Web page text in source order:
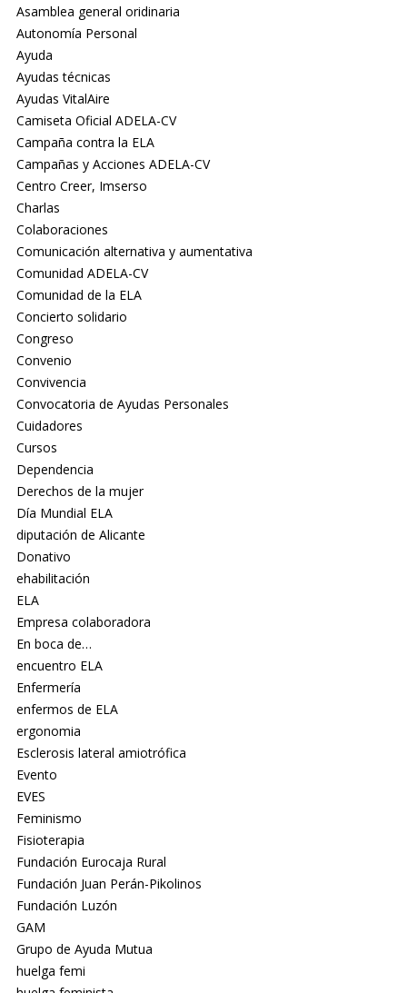
Asamblea general oridinaria
Autonomía Personal
Ayuda
Ayudas técnicas
Ayudas VitalAire
Camiseta Oficial ADELA-CV
Campaña contra la ELA
Campañas y Acciones ADELA-CV
Centro Creer, Imserso
Charlas
Colaboraciones
Comunicación alternativa y aumentativa
Comunidad ADELA-CV
Comunidad de la ELA
Concierto solidario
Congreso
Convenio
Convivencia
Convocatoria de Ayudas Personales
Cuidadores
Cursos
Dependencia
Derechos de la mujer
Día Mundial ELA
diputación de Alicante
Donativo
ehabilitación
ELA
Empresa colaboradora
En boca de…
encuentro ELA
Enfermería
enfermos de ELA
ergonomia
Esclerosis lateral amiotrófica
Evento
EVES
Feminismo
Fisioterapia
Fundación Eurocaja Rural
Fundación Juan Perán-Pikolinos
Fundación Luzón
GAM
Grupo de Ayuda Mutua
huelga femi